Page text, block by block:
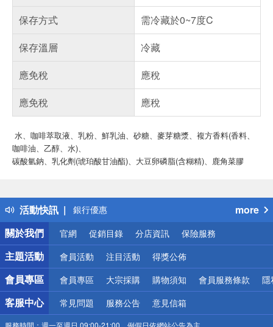
保存方式
需冷藏於0~7度C
保存溫層
冷藏
應免稅
應稅
應免稅
應稅
水、咖啡萃取液、乳粉、鮮乳油、砂糖、麥芽糖漿、複方香料(香料、
咖啡油、乙醇、水)、
碳酸氫鈉、乳化劑(琥珀酸甘油酯)、大豆卵磷脂(含糊精)、鹿角菜膠
活動快訊
偏遠地區配送
熱門話題
銀行優惠
偏遠地區配送
詐騙網頁！請小心！
more
關於我們
官網 促銷目錄 分店資訊 保險服務
主題活動 會員活動 注目活動 得獎公佈
會員專區 會員專區 大宗採購 購物須知 會員服務條款 隱
客服中心 常見問題 服務公告 意見信箱
服務時間： 週一至週日 09:00-21:00，例假日依網站公告為主